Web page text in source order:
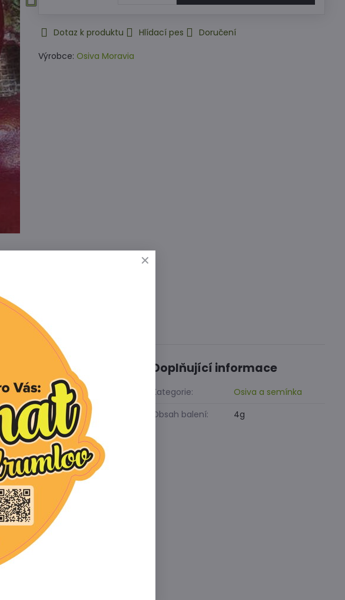
Dotaz k produktu Hlídací pes
Doručení
Výrobce: Osiva Moravia
je vhodná pro
cm hluboko.
až středně těžkou
Když máme půdu příliš
nehnojíme!
salát, cibule, česnek.
mangoldem.
června. Když chceme
abychom ji mohli
a do hloubky 2–4 cm.
přitiskneme a
Doplňující informace
Kategorie:
Osiva a semínka
Obsah balení:
4g